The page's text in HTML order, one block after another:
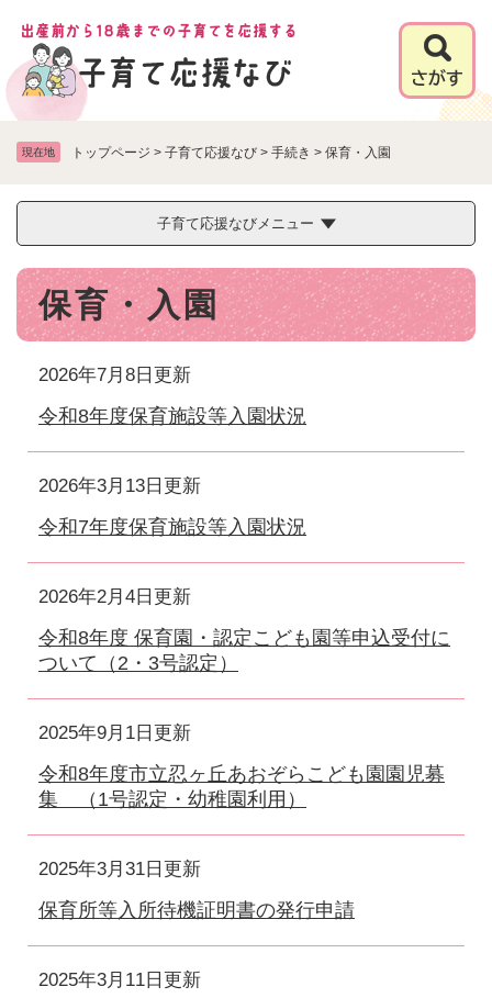
の
先
現在地 トップページ > 子育て応援なび > 手続き > 保育・入園
子育て応援なびメニュー
本
文 保育・入園
2026年7月8日更新
令和8年度保育施設等入園状況
2026年3月13日更新
令和7年度保育施設等入園状況
2026年2月4日更新
令和8年度 保育園・認定こども園等申込受付に
ついて（2・3号認定）
2025年9月1日更新
令和8年度市立忍ヶ丘あおぞらこども園園児募
集 （1号認定・幼稚園利用）
2025年3月31日更新
保育所等入所待機証明書の発行申請
2025年3月11日更新